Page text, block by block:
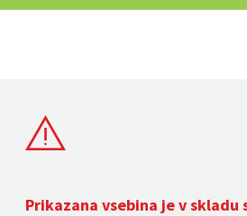
Prikazana vsebina je v skladu